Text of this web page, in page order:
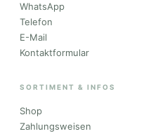
WhatsApp
Telefon
E-Mail
Kontaktformular
SORTIMENT & INFOS
Shop
Zahlungsweisen